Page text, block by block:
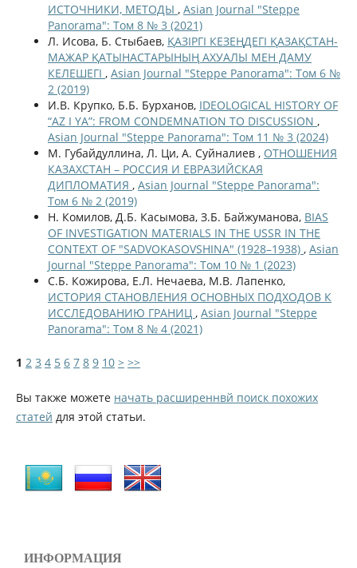
ИСТОЧНИКИ, МЕТОДЫ , Asian Journal "Steppe
Panorama": Том 8 № 3 (2021)
Л. Исова, Б. Стыбаев, ҚАЗІРГІ КЕЗЕҢДЕГІ ҚАЗАҚСТАН-
МАЖАР ҚАТЫНАСТАРЫНЫҢ АХУАЛЫ МЕН ДАМУ
КЕЛЕШЕГІ , Asian Journal "Steppe Panorama": Том 6 №
2 (2019)
И.В. Крупко, Б.Б. Бурханов, IDEOLOGICAL HISTORY OF
“AZ I YA”: FROM CONDEMNATION TO DISCUSSION ,
Asian Journal "Steppe Panorama": Том 11 № 3 (2024)
М. Губайдуллина, Л. Ци, А. Суйналиев , ОТНОШЕНИЯ
КАЗАХСТАН – РОССИЯ И ЕВРАЗИЙСКАЯ
ДИПЛОМАТИЯ , Asian Journal "Steppe Panorama":
Том 6 № 2 (2019)
Н. Комилов, Д.Б. Касымова, З.Б. Байжуманова, BIAS
OF INVESTIGATION MATERIALS IN THE USSR IN THE
CONTEXT OF "SADVOKASOVSHINA" (1928–1938) , Asian
Journal "Steppe Panorama": Том 10 № 1 (2023)
С.Б. Кожирова, Е.Л. Нечаева, М.В. Лапенко,
ИСТОРИЯ СТАНОВЛЕНИЯ ОСНОВНЫХ ПОДХОДОВ К
ИССЛЕДОВАНИЮ ГРАНИЦ , Asian Journal "Steppe
Panorama": Том 8 № 4 (2021)
1 2 3 4 5 6 7 8 9 10 > >>
Вы также можете начать расширеннвй поиск похожих
статей для этой статьи.
ИНФОРМАЦИЯ